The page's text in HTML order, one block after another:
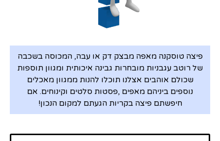
פיצה טוסקנה מאפה מבצק דק או עבה, המכוסה בשכבה
של רוטב עגבניות מובחרות גבינה איכותית ומגוון תוספות
שכולם אוהבים אצלנו תוכלו להנות ממגוון מאכלים
נוספים ביניהם מאפים ,פסטות סלטים וקינוחים. אם
חיפשתם פיצה בקריות הגעתם למקום הנכון!